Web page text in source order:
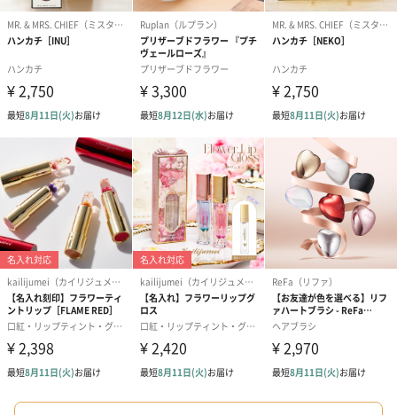
ゴールド（390円） ピンク（390円） グリーン（
のし